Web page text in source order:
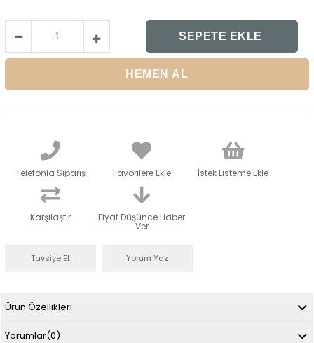
Telefonla Sipariş Favorilere Ekle İstek Listeme Ekle
Karşılaştır Fiyat Düşünce Haber
Ver
Tavsiye Et Yorum Yaz
Ürün Özellikleri
Yorumlar(0)